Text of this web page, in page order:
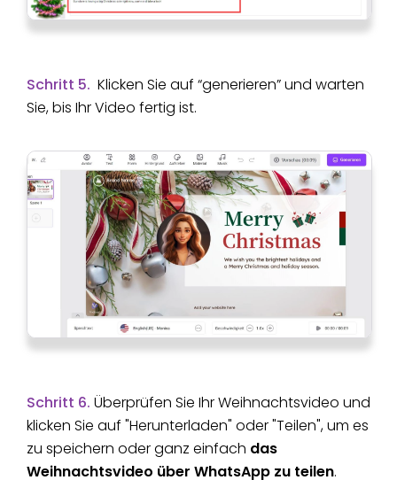
Schritt 5. Klicken Sie auf “generieren” und warten
Sie, bis Ihr Video fertig ist.
Schritt 6. Überprüfen Sie Ihr Weihnachtsvideo und
klicken Sie auf "Herunterladen" oder "Teilen", um es
zu speichern oder ganz einfach das
Weihnachtsvideo über WhatsApp zu teilen.